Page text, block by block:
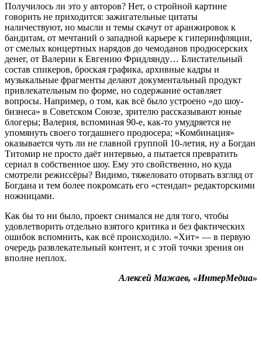
Получилось ли это у авторов? Нет, о стройной картине
говорить не приходится: зажигательные цитаты
наличествуют, но мысли и темы скачут от аранжировок к
бандитам, от мечтаний о западной карьере к гиперинфляции,
от смелых концертных нарядов до чемоданов продюсерских
денег, от Валерии к Евгению Фридлянду… Блистательный
состав спикеров, броская графика, архивные кадры и
музыкальные фрагменты делают документальный продукт
привлекательным по форме, но содержание оставляет
вопросы. Например, о том, как всё было устроено «до шоу-
бизнеса» в Советском Союзе, зрителю рассказывают юные
блогеры; Валерия, вспоминая 90-е, как-то умудряется не
упомянуть своего тогдашнего продюсера; «Комбинация»
оказывается чуть ли не главной группой 10-летия, ну а Богдан
Титомир не просто даёт интервью, а пытается превратить
сериал в собственное шоу. Ему это свойственно, но куда
смотрели режиссёры? Видимо, тяжеловато оторвать взгляд от
Богдана и тем более покромсать его «стендап» редакторскими
ножницами.
Как бы то ни было, проект снимался не для того, чтобы
удовлетворить отдельно взятого критика и без фактических
ошибок вспомнить, как всё происходило. «Хит» — в первую
очередь развлекательный контент, и с этой точки зрения он
вполне неплох.
Алексей Мажаев, «ИнтерМедиа»